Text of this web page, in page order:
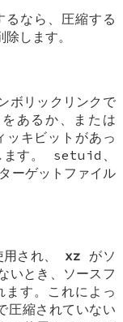
るなら、圧縮する
します。
ボリックリンクで
あるか、または
キビットがあっ
ます。 setuid、
ーゲットファイル
用され、 xz がソ
いとき、ソースフ
ます。これによっ
圧縮されていない